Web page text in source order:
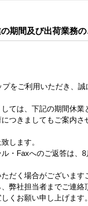
期間及び出荷業務
をご利用いただき、誠
ては、下記の期間休業
つきましてもご案内さ
します。
・Faxへのご返答は、
だく場合がございます
弊社担当者までご連絡
くお願い申し上げます。